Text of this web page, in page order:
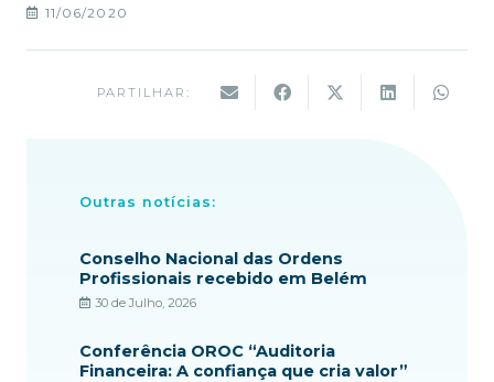
11/06/2020
PARTILHAR:
Outras notícias:
Conselho Nacional das Ordens
Profissionais recebido em Belém
30 de Julho, 2026
Conferência OROC “Auditoria
Financeira: A confiança que cria valor”